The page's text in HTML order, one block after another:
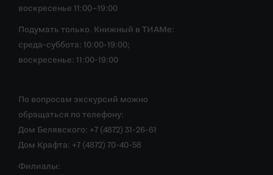
воскресенье 11:00–19:00
Подумать только. Книжный в ТИАМе:
среда-суббота: 10:00-19:00;
воскресенье: 11:00-19:00
По вопросам экскурсий можно
обращаться по телефону:
Дом Белявского: +7 (4872) 31-26-61
Дом Крафта: +7 (4872) 70-40-58
Филиалы: